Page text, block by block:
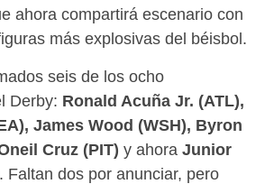
ahora compartirá escenario con
más explosivas del béisbol.
seis de los ocho
Derby: Ronald Acuña Jr. (ATL),
James Wood (WSH), Byron
Cruz (PIT) y ahora Junior
. Faltan dos por anunciar, pero